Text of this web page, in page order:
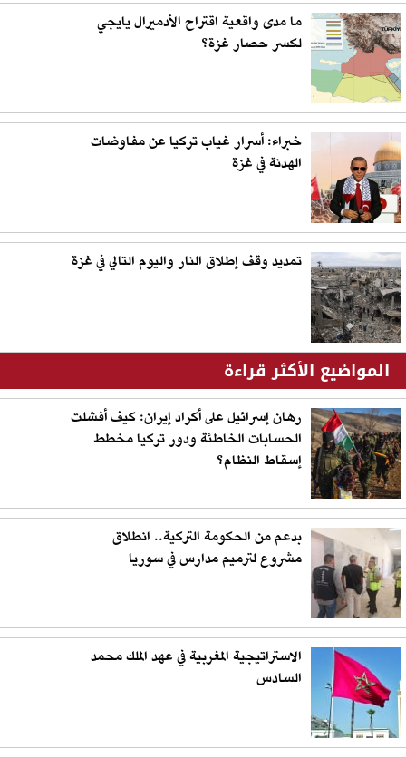
ما مدى واقعية اقتراح الأدميرال يايجي
لكسر حصار غزة؟
خبراء: أسرار غياب تركيا عن مفاوضات
الهدنة في غزة
تمديد وقف إطلاق النار واليوم التالي في غزة
المواضيع الأكثر قراءة
رهان إسرائيل على أكراد إيران: كيف أفشلت
الحسابات الخاطئة ودور تركيا مخطط
إسقاط النظام؟
بدعم من الحكومة التركية.. انطلاق
مشروع لترميم مدارس في سوريا
الاستراتيجية المغربية في عهد الملك محمد
السادس